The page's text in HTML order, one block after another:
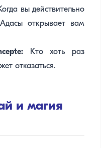
вы действительно
открывает вам
Кто хоть раз
отказаться.
и магия